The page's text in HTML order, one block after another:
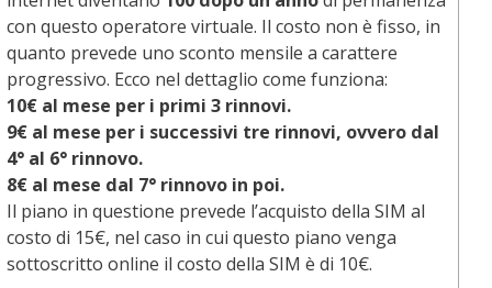
con questo operatore virtuale. Il costo non è fisso, in
quanto prevede uno sconto mensile a carattere
progressivo. Ecco nel dettaglio come funziona:
10€ al mese per i primi 3 rinnovi.
9€ al mese per i successivi tre rinnovi, ovvero dal
4° al 6° rinnovo.
8€ al mese dal 7° rinnovo in poi.
Il piano in questione prevede l’acquisto della SIM al
costo di 15€, nel caso in cui questo piano venga
sottoscritto online il costo della SIM è di 10€.